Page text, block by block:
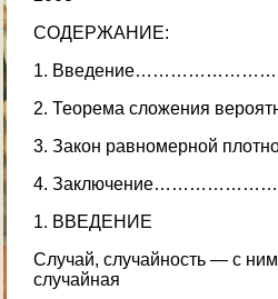
СОДЕРЖАНИЕ:
1.
2. Теорема сложения
3. Закон равномерной
4.
1. ВВЕДЕНИЕ
Случай, случайность — с
случайная